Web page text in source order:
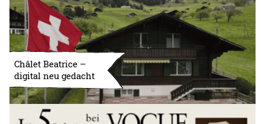
Châlet Beatrice –
digital neu gedacht